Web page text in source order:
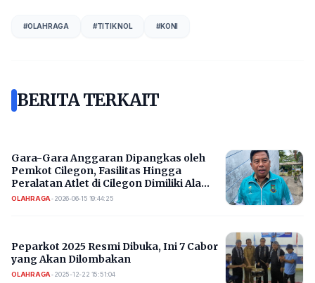
#OLAHRAGA #TITIK NOL #KONI
BERITA TERKAIT
Gara-Gara Anggaran Dipangkas oleh
Pemkot Cilegon, Fasilitas Hingga
Peralatan Atlet di Cilegon Dimiliki Ala
Kadarnya
OLAHRAGA• 2026-06-15 19:44:25
Peparkot 2025 Resmi Dibuka, Ini 7 Cabor
yang Akan Dilombakan
OLAHRAGA• 2025-12-22 15:51:04